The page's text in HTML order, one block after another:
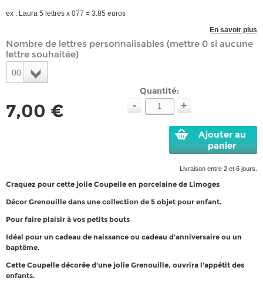
ex : Laura 5 lettres x 077 = 3.85 euros
En savoir plus
Nombre de lettres personnalisables (mettre 0 si aucune
lettre souhaitée)
00
7,00 €
Quantité:
- +
Ajouter au
panier
Livraison entre 2 et 6 jours.
Craquez pour cette jolie Coupelle en porcelaine de Limoges
Décor Grenouille dans une collection de 5 objet pour enfant.
Pour faire plaisir à vos petits bouts
Idéal pour un cadeau de naissance ou cadeau d'anniversaire ou un
baptême.
Cette Coupelle décorée d'une jolie Grenouille, ouvrira l'appétit des
enfants.